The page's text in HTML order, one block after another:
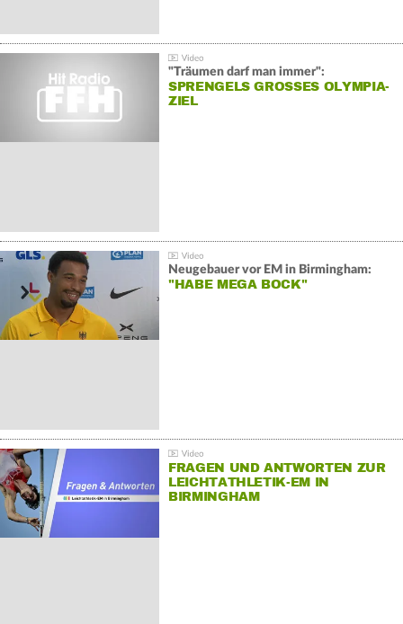
"Träumen darf man immer":
SPRENGELS GROSSES OLYMPIA-Z
IEL
Neugebauer vor EM in Birmingham:
"HABE MEGA BOCK"
FRAGEN UND ANTWORTEN ZUR
LEICHTATHLETIK-EM IN
BIRMINGHAM